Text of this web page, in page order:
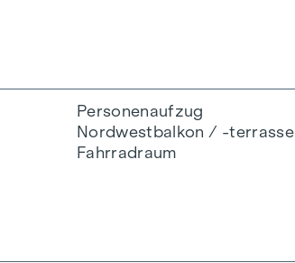
Personenaufzug
Nordwestbalkon / -terrasse
Fahrradraum